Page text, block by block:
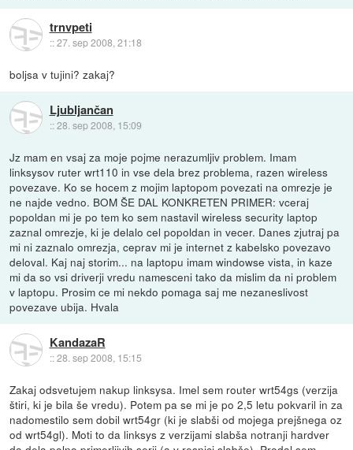
trnvpeti
::27. sep 2008, 21:18
boljsa v tujini? zakaj?
Ljubljančan
::28. sep 2008, 15:09
Jz mam en vsaj za moje pojme nerazumljiv problem. Imam
linksysov ruter wrt110 in vse dela brez problema, razen wireless
povezave. Ko se hocem z mojim laptopom povezati na omrezje je
ne najde vedno. BOM ŠE DAL KONKRETEN PRIMER: vceraj
popoldan mi je po tem ko sem nastavil wireless security laptop
zaznal omrezje, ki je delalo cel popoldan in vecer. Danes zjutraj pa
mi ni zaznalo omrezja, ceprav mi je internet z kabelsko povezavo
deloval. Kaj naj storim... na laptopu imam windowse vista, in kaze
mi da so vsi driverji vredu namesceni tako da mislim da ni problem
v laptopu. Prosim ce mi nekdo pomaga saj me nezaneslivost
povezave ubija. Hvala
KandazaR
::28. sep 2008, 15:15
Zakaj odsvetujem nakup linksysa. Imel sem router wrt54gs (verzija
štiri, ki je bila še vredu). Potem pa se mi je po 2,5 letu pokvaril in za
nadomestilo sem dobil wrt54gr (ki je slabši od mojega prejšnega oz
od wrt54gl). Moti to da linksys z verzijami slabša notranji hardver